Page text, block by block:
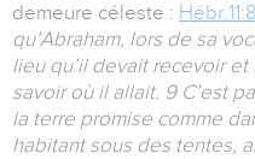
demeure céleste :
qu’Abraham, lors de sa
lieu qu’il devait recevoir
savoir où il allait. 9 C’est
la terre promise comme
habitant sous des tentes,